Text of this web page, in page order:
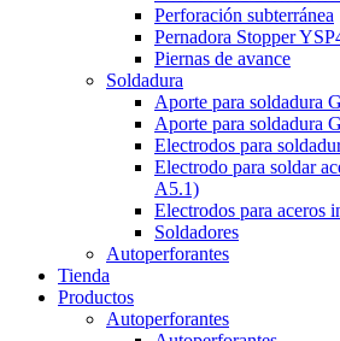
Perforación subterránea
Pernadora Stopper
Piernas de avance
Soldadura
Aporte para soldadura
Aporte para soldadura
Electrodos para
Electrodo para soldar
A5.1)
Electrodos para aceros
Soldadores
Autoperforantes
Tienda
Productos
Autoperforantes